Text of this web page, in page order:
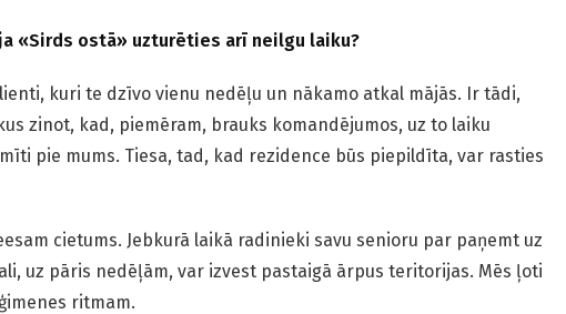
«Sirds ostā» uzturēties arī neilgu laiku?
kuri te dzīvo vienu nedēļu un nākamo atkal mājās. Ir tādi,
zinot, kad, piemēram, brauks komandējumos, uz to laiku
pie mums. Tiesa, tad, kad rezidence būs piepildīta, var rasties
cietums. Jebkurā laikā radinieki savu senioru par paņemt uz
uz pāris nedēļām, var izvest pastaigā ārpus teritorijas. Mēs ļoti
ritmam.